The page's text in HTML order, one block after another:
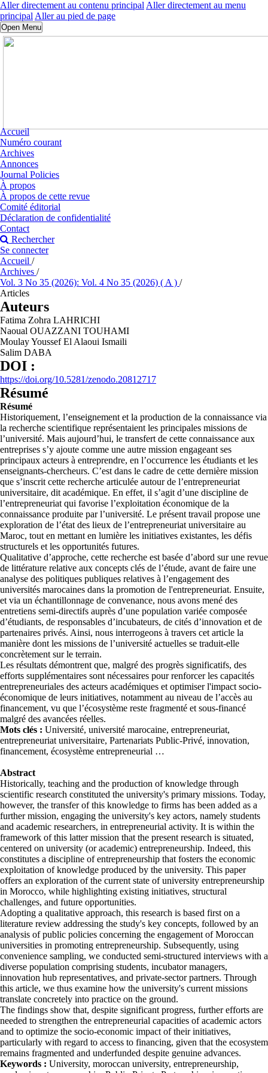
Aller directement au contenu principal Aller directement au menu
principal Aller au pied de page
Open Menu
Accueil
Numéro courant
Archives
Annonces
Journal Policies
À propos
À propos de cette revue
Comité éditorial
Déclaration de confidentialité
Contact
Rechercher
Se connecter
Accueil /
Archives /
Vol. 3 No 35 (2026): Vol. 4 No 35 (2026) ( A ) /
Articles
Auteurs
Fatima Zohra LAHRICHI
Naoual OUAZZANI TOUHAMI
Moulay Youssef El Alaoui Ismaili
Salim DABA
DOI :
https://doi.org/10.5281/zenodo.20812717
Résumé
Résumé
Historiquement, l’enseignement et la production de la connaissance via
la recherche scientifique représentaient les principales missions de
l’université. Mais aujourd’hui, le transfert de cette connaissance aux
entreprises s’y ajoute comme une autre mission engageant ses
principaux acteurs à entreprendre, en l’occurrence les étudiants et les
enseignants-chercheurs. C’est dans le cadre de cette dernière mission
que s’inscrit cette recherche articulée autour de l’entrepreneuriat
universitaire, dit académique. En effet, il s’agit d’une discipline de
l’entrepreneuriat qui favorise l’exploitation économique de la
connaissance produite par l’université. Le présent travail propose une
exploration de l’état des lieux de l’entrepreneuriat universitaire au
Maroc, tout en mettant en lumière les initiatives existantes, les défis
structurels et les opportunités futures.
Qualitative d’approche, cette recherche est basée d’abord sur une revue
de littérature relative aux concepts clés de l’étude, avant de faire une
analyse des politiques publiques relatives à l’engagement des
universités marocaines dans la promotion de l'entrepreneuriat. Ensuite,
et via un échantillonnage de convenance, nous avons mené des
entretiens semi-directifs auprès d’une population variée composée
d’étudiants, de responsables d’incubateurs, de cités d’innovation et de
partenaires privés. Ainsi, nous interrogeons à travers cet article la
manière dont les missions de l’université actuelles se traduit-elle
concrètement sur le terrain.
Les résultats démontrent que, malgré des progrès significatifs, des
efforts supplémentaires sont nécessaires pour renforcer les capacités
entrepreneuriales des acteurs académiques et optimiser l'impact socio-
économique de leurs initiatives, notamment au niveau de l’accès au
financement, vu que l’écosystème reste fragmenté et sous-financé
malgré des avancées réelles.
Mots clés : Université, université marocaine, entrepreneuriat,
entrepreneuriat universitaire, Partenariats Public-Privé, innovation,
financement, écosystème entrepreneurial …
Abstract
Historically, teaching and the production of knowledge through
scientific research constituted the university's primary missions. Today,
however, the transfer of this knowledge to firms has been added as a
further mission, engaging the university's key actors, namely students
and academic researchers, in entrepreneurial activity. It is within the
framework of this latter mission that the present research is situated,
centered on university (or academic) entrepreneurship. Indeed, this
constitutes a discipline of entrepreneurship that fosters the economic
exploitation of knowledge produced by the university. This paper
offers an exploration of the current state of university entrepreneurship
in Morocco, while highlighting existing initiatives, structural
challenges, and future opportunities.
Adopting a qualitative approach, this research is based first on a
literature review addressing the study's key concepts, followed by an
analysis of public policies concerning the engagement of Moroccan
universities in promoting entrepreneurship. Subsequently, using
convenience sampling, we conducted semi-structured interviews with a
diverse population comprising students, incubator managers,
innovation hub representatives, and private-sector partners. Through
this article, we thus examine how the university's current missions
translate concretely into practice on the ground.
The findings show that, despite significant progress, further efforts are
needed to strengthen the entrepreneurial capacities of academic actors
and to optimize the socio-economic impact of their initiatives,
particularly with regard to access to financing, given that the ecosystem
remains fragmented and underfunded despite genuine advances.
Keywords : University, moroccan university, entrepreneurship,